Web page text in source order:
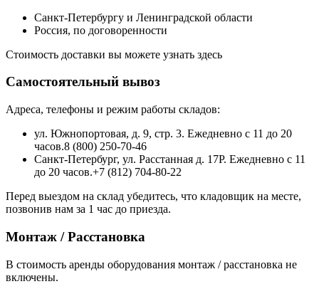
Санкт-Петербургу и Ленинградской области
Россия, по договоренности
Стоимость доставки вы можете узнать здесь
Самостоятельный вывоз
Адреса, телефоны и режим работы складов:
ул. Южнопортовая, д. 9, стр. 3. Ежедневно с 11 до 20
часов.8 (800) 250-70-46
Санкт-Петербург, ул. Расстанная д. 17Р. Ежедневно с 11
до 20 часов.+7 (812) 704-80-22
Перед выездом на склад убедитесь, что кладовщик на месте,
позвонив нам за 1 час до приезда.
Монтаж / Расстановка
В стоимость аренды оборудования монтаж / расстановка не
включены.